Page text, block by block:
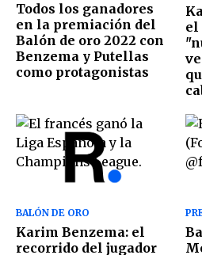
Todos los ganadores
en la premiación del
Balón de oro 2022 con
Benzema y Putellas
como protagonistas
el
BALÓN DE ORO
Karim Benzema: el
recorrido del jugador